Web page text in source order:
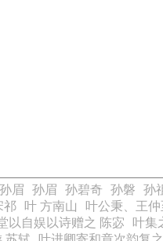
孙眉 孙眉 孙碧奇 孙磐 孙
祁 叶 方南山
叶公秉、王
以自娱以诗赠之 陈宓
叶集